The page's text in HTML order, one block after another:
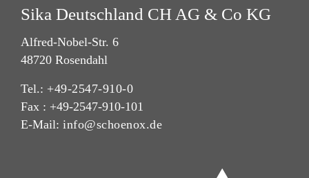
Sika Deutschland CH AG & Co KG
Alfred-Nobel-Str. 6
48720 Rosendahl
Tel.: +49-2547-910-0
Fax : +49-2547-910-101
E-Mail: info@schoenox.de